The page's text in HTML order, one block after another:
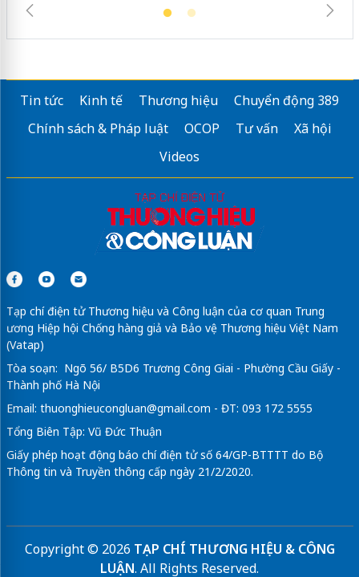
Tin tức Kinh tế Thương hiệu
Chuyển động 389
Chính sách & Pháp luật
OCOP Tư vấn
Xã hội
Videos
Tạp chí điện tử Thương hiệu và Công luận của cơ quan Trung
ương Hiệp hội Chống hàng giả và Bảo vệ Thương hiệu Việt Nam
(Vatap)
Tòa soạn: Ngõ 56/ B5D6 Trương Công Giai - Phường Cầu Giấy -
Thành phố Hà Nội
Email: thuonghieucongluan@gmail.com - ĐT: 093 172 5555
Tổng Biên Tập: Vũ Đức Thuận
Giấy phép hoạt động báo chí điện tử số 64/GP-BTTTT do Bộ
Thông tin và Truyền thông cấp ngày 21/2/2020.
Copyright © 2026 TẠP CHÍ THƯƠNG HIỆU & CÔNG
LUẬN. All Rights Reserved.